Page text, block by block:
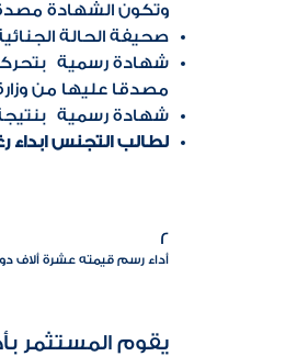
وتكون الشهادة
صحيفة الحالة
شهادة رسمية
مصدقا عليها من
شهادة رسمية
لطالب التجنس
2
أداء رسم قيمته عشرة ألاف
يقوم المستثمر